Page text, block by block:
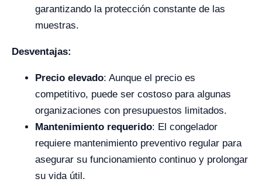
garantizando la protección constante de las
muestras.
Desventajas:
Precio elevado: Aunque el precio es
competitivo, puede ser costoso para algunas
organizaciones con presupuestos limitados.
Mantenimiento requerido: El congelador
requiere mantenimiento preventivo regular para
asegurar su funcionamiento continuo y prolongar
su vida útil.